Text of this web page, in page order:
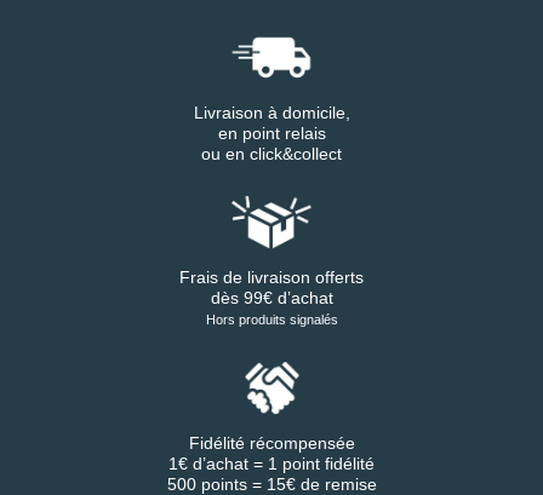
Livraison à domicile,
en point relais
ou en click&collect
Frais de livraison offerts
dès 99€ d’achat
Hors produits signalés
Fidélité récompensée
1€ d’achat = 1 point fidélité
500 points = 15€ de remise